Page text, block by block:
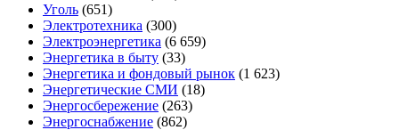
Уголь (651)
Электротехника (300)
Электроэнергетика (6 659)
Энергетика в быту (33)
Энергетика и фондовый рынок (1 623)
Энергетические СМИ (18)
Энергосбережение (263)
Энергоснабжение (862)